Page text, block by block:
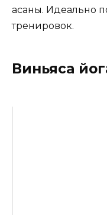
асаны. Идеально
тренировок.
Виньяса